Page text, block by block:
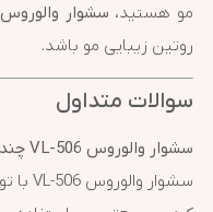
مو هستید، سشوار والوروس VL-506
روتین زیبایی مو باشد.
سوالات متداول
سشوار والوروس VL-506 چند وات است؟